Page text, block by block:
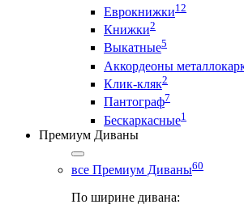
Еврокнижки12
Книжки2
Выкатные5
Аккордеоны
Клик-кляк2
Пантограф7
Бескаркасные1
Премиум Диваны
все Премиум Диваны60
По ширине дивана: